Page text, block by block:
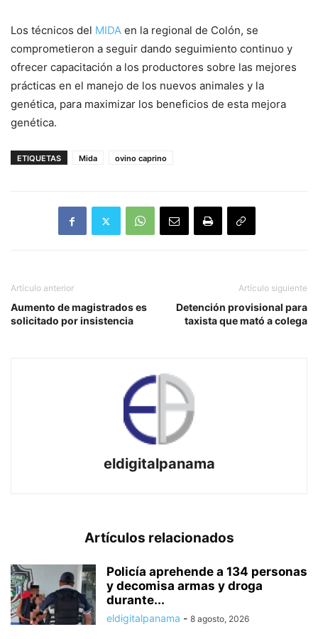
Los técnicos del MIDA en la regional de Colón, se
comprometieron a seguir dando seguimiento continuo y
ofrecer capacitación a los productores sobre las mejores
prácticas en el manejo de los nuevos animales y la
genética, para maximizar los beneficios de esta mejora
genética.
ETIQUETAS Mida ovino caprino
Artículo anterior
Aumento de magistrados es
solicitado por insistencia
Artículo siguiente
Detención provisional para
taxista que mató a colega
eldigitalpanama
Artículos relacionados
Policía aprehende a 134 personas
y decomisa armas y droga
durante...
eldigitalpanama - 8 agosto, 2026